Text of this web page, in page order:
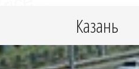
Казань